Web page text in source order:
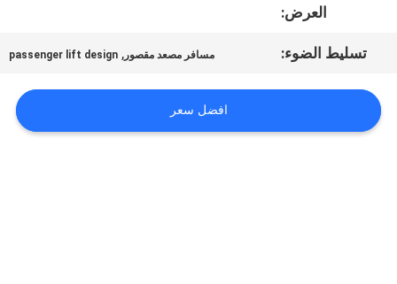
أخبار
العرض:
تسليط الضوء: مسافر مصعد مقصور ,
passenger lift design
افضل سعر